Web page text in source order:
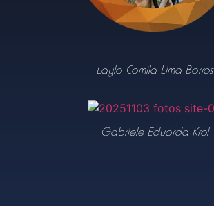
Layla Camila Lima Barros
Gabriele Eduarda Krol